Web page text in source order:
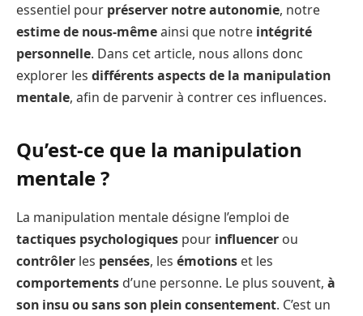
essentiel pour préserver notre autonomie, notre
estime de nous-mêmeainsi que notre intégrité
personnelle. Dans cet article, nous allons donc
explorer les différents aspects de la manipulation
mentale, afin de parvenir à contrer ces influences.
Qu’est-ce que la manipulation
mentale ?
La manipulation mentale désigne l’emploi de
tactiques psychologiques pour influencer ou
contrôler les pensées, les émotions et les
comportements d’une personne. Le plus souvent, à
son insu ou sans son plein consentement. C’est un